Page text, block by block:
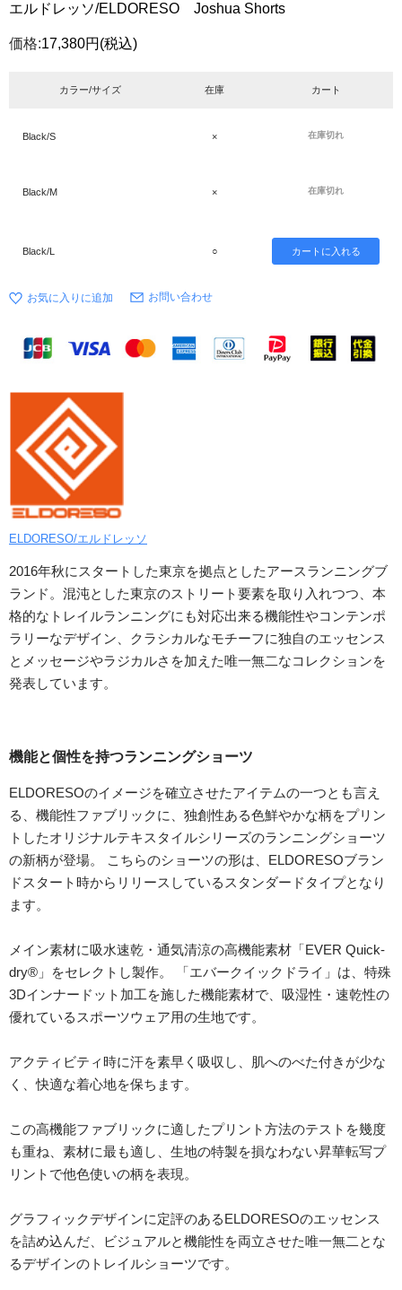
エルドレッソ/ELDORESO Joshua Shorts
価格:17,380円 (税込)
カラー/サイズ 在庫 カート
Black/S × 在庫切れ
Black/M × 在庫切れ
Black/L ○
お問い合わせ
ELDORESO/エルドレッソ
2016年秋にスタートした東京を拠点としたアースランニングブ
ランド。混沌とした東京のストリート要素を取り入れつつ、本
格的なトレイルランニングにも対応出来る機能性やコンテンポ
ラリーなデザイン、クラシカルなモチーフに独自のエッセンス
とメッセージやラジカルさを加えた唯一無二なコレクションを
発表しています。
機能と個性を持つランニングショーツ
ELDORESOのイメージを確立させたアイテムの一つとも言え
る、機能性ファブリックに、独創性ある色鮮やかな柄をプリン
トしたオリジナルテキスタイルシリーズのランニングショーツ
の新柄が登場。 こちらのショーツの形は、ELDORESOブラン
ドスタート時からリリースしているスタンダードタイプとなり
ます。
メイン素材に吸水速乾・通気清涼の高機能素材「EVER Quick-
dry®」をセレクトし製作。 「エバークイックドライ」は、特殊
3Dインナードット加工を施した機能素材で、吸湿性・速乾性の
優れているスポーツウェア用の生地です。
アクティビティ時に汗を素早く吸収し、肌へのべた付きが少な
く、快適な着心地を保ちます。
この高機能ファブリックに適したプリント方法のテストを幾度
も重ね、素材に最も適し、生地の特製を損なわない昇華転写プ
リントで他色使いの柄を表現。
グラフィックデザインに定評のあるELDORESOのエッセンス
を詰め込んだ、ビジュアルと機能性を両立させた唯一無二とな
るデザインのトレイルショーツです。